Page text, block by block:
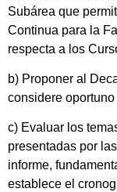
Subárea que
Continua para la
respecta a los
b) Proponer al
considere
c) Evaluar los
presentadas por
informe,
establece el